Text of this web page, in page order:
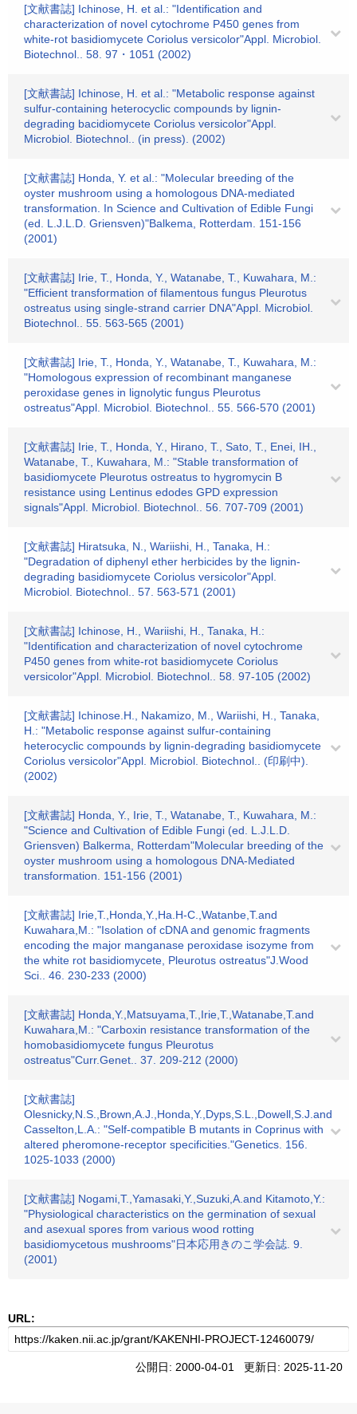
[文献書誌] Ichinose, H. et al.: "Identification and
characterization of novel cytochrome P450 genes from
white-rot basidiomycete Coriolus versicolor"Appl. Microbiol.
Biotechnol.. 58. 97・1051 (2002)
[文献書誌] Ichinose, H. et al.: "Metabolic response against
sulfur-containing heterocyclic compounds by lignin-
degrading bacidiomycete Coriolus versicolor"Appl.
Microbiol. Biotechnol.. (in press). (2002)
[文献書誌] Honda, Y. et al.: "Molecular breeding of the
oyster mushroom using a homologous DNA-mediated
transformation. In Science and Cultivation of Edible Fungi
(ed. L.J.L.D. Griensven)"Balkema, Rotterdam. 151-156
(2001)
[文献書誌] Irie, T., Honda, Y., Watanabe, T., Kuwahara, M.:
"Efficient transformation of filamentous fungus Pleurotus
ostreatus using single-strand carrier DNA"Appl. Microbiol.
Biotechnol.. 55. 563-565 (2001)
[文献書誌] Irie, T., Honda, Y., Watanabe, T., Kuwahara, M.:
"Homologous expression of recombinant manganese
peroxidase genes in lignolytic fungus Pleurotus
ostreatus"Appl. Microbiol. Biotechnol.. 55. 566-570 (2001)
[文献書誌] Irie, T., Honda, Y., Hirano, T., Sato, T., Enei, IH.,
Watanabe, T., Kuwahara, M.: "Stable transformation of
basidiomycete Pleurotus ostreatus to hygromycin B
resistance using Lentinus edodes GPD expression
signals"Appl. Microbiol. Biotechnol.. 56. 707-709 (2001)
[文献書誌] Hiratsuka, N., Wariishi, H., Tanaka, H.:
"Degradation of diphenyl ether herbicides by the lignin-
degrading basidiomycete Coriolus versicolor"Appl.
Microbiol. Biotechnol.. 57. 563-571 (2001)
[文献書誌] Ichinose, H., Wariishi, H., Tanaka, H.:
"Identification and characterization of novel cytochrome
P450 genes from white-rot basidiomycete Coriolus
versicolor"Appl. Microbiol. Biotechnol.. 58. 97-105 (2002)
[文献書誌] Ichinose.H., Nakamizo, M., Wariishi, H., Tanaka,
H.: "Metabolic response against sulfur-containing
heterocyclic compounds by lignin-degrading basidiomycete
Coriolus versicolor"Appl. Microbiol. Biotechnol.. (印刷中).
(2002)
[文献書誌] Honda, Y., Irie, T., Watanabe, T., Kuwahara, M.:
"Science and Cultivation of Edible Fungi (ed. L.J.L.D.
Griensven) Balkerma, Rotterdam"Molecular breeding of the
oyster mushroom using a homologous DNA-Mediated
transformation. 151-156 (2001)
[文献書誌] Irie,T.,Honda,Y.,Ha.H-C.,Watanbe,T.and
Kuwahara,M.: "Isolation of cDNA and genomic fragments
encoding the major manganase peroxidase isozyme from
the white rot basidiomycete, Pleurotus ostreatus"J.Wood
Sci.. 46. 230-233 (2000)
[文献書誌] Honda,Y.,Matsuyama,T.,Irie,T.,Watanabe,T.and
Kuwahara,M.: "Carboxin resistance transformation of the
homobasidiomycete fungus Pleurotus
ostreatus"Curr.Genet.. 37. 209-212 (2000)
[文献書誌]
Olesnicky,N.S.,Brown,A.J.,Honda,Y.,Dyps,S.L.,Dowell,S.J.and
Casselton,L.A.: "Self-compatible B mutants in Coprinus with
altered pheromone-receptor specificities."Genetics. 156.
1025-1033 (2000)
[文献書誌] Nogami,T.,Yamasaki,Y.,Suzuki,A.and Kitamoto,Y.:
"Physiological characteristics on the germination of sexual
and asexual spores from various wood rotting
basidiomycetous mushrooms"日本応用きのこ学会誌. 9.
(2001)
URL:
公開日: 2000-04-01 更新日: 2025-11-20